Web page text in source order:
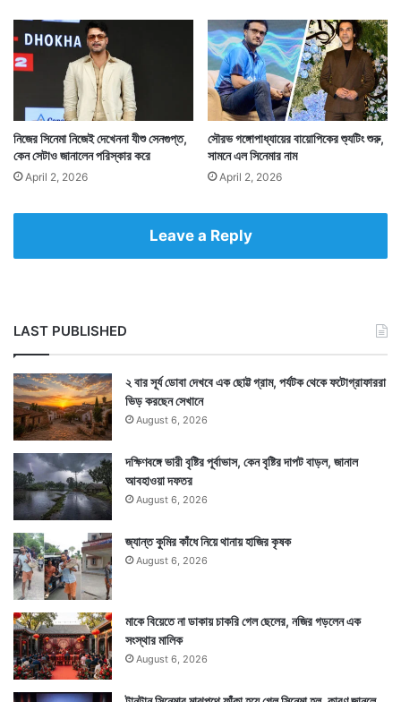
নিজের সিনেমা নিজেই দেখেননা যীশু সেনগুপ্ত,
কেন সেটাও জানালেন পরিস্কার করে
April 2, 2026
সৌরভ গঙ্গোপাধ্যায়ের বায়োপিকের শ্যুটিং শুরু,
সামনে এল সিনেমার নাম
April 2, 2026
Leave a Reply
LAST PUBLISHED
২ বার সূর্য ডোবা দেখবে এক ছোট্ট গ্রাম, পর্যটক থেকে ফটোগ্রাফাররা
ভিড় করছেন সেখানে
August 6, 2026
দক্ষিণবঙ্গে ভারী বৃষ্টির পূর্বাভাস, কেন বৃষ্টির দাপট বাড়ল, জানাল
আবহাওয়া দফতর
August 6, 2026
জ্যান্ত কুমির কাঁধে নিয়ে থানায় হাজির কৃষক
August 6, 2026
মাকে বিয়েতে না ডাকায় চাকরি গেল ছেলের, নজির গড়লেন এক
সংস্থার মালিক
August 6, 2026